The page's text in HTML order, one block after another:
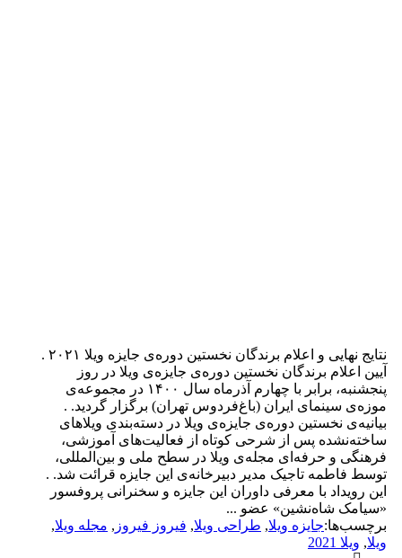
نتایج نهایی و اعلام برندگان نخستین دوره‌ی جایزه ویلا ۲۰۲۱ .
آیین اعلام برندگان نخستین دوره‌ی جایزه‌ی ویلا در روز
پنجشنبه، برابر با چهارم آذرماه سال ۱۴۰۰ در مجموعه‌ی
موزه‌ی سینمای ایران (باغ‌فردوس تهران) برگزار گردید. .
بیانیه‌ی نخستین دوره‌ی جایزه‌ی ویلا در دسته‌بندی ویلاهای
ساخته‌نشده پس از شرحی کوتاه از فعالیت‌های آموزشی،
فرهنگی و حرفه‌ای مجله‌ی ویلا در سطح ملی و بین‌المللی،
توسط فاطمه تاجیک مدیر دبیرخانه‌ی این جایزه قرائت شد. .
این رویداد با معرفی داوران این جایزه و سخنرانی پروفسور
«سیامک شاه‌نشین» عضو ...
برچسب‌ها:جایزه ویلا,طراحی ویلا,فیروز فیروز, مجله ویلا,
ویلا,ویلا 2021